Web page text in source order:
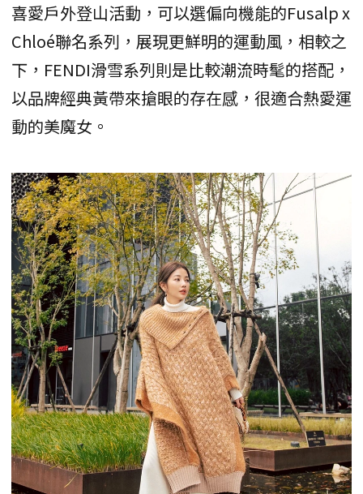
喜愛戶外登山活動，可以選偏向機能的Fusalp x
Chloé聯名系列，展現更鮮明的運動風，相較之
下，FENDI滑雪系列則是比較潮流時髦的搭配，
以品牌經典黃帶來搶眼的存在感，很適合熱愛運
動的美魔女。